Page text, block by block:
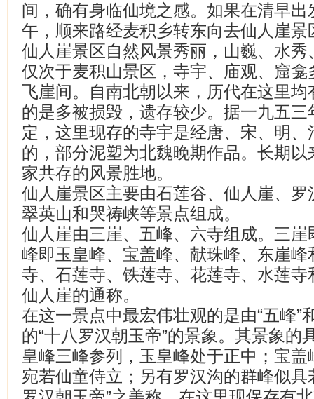
间，确有身临仙境之感。如果在清早
午，顺来路经麦积乡转东向去仙人崖景
仙人崖景区自然风景秀丽，山巍、水
仅次于麦积山景区，寺宇、庙观、窟
飞崖间。自南北朝以来，历代在这里
的是多被损毁，遗存较少。据一九五
定，这里现存的寺宇是经唐、宋、明
的，部分泥塑为北魏晚期作品。长期
家共存的风景胜地。
仙人崖景区主要由石莲谷、仙人崖、
翠英山和哭祷峡等景点组成。
仙人崖由三崖、五峰、六寺组成。三
峰即玉皇峰、宝盖峰、献珠峰、东崖
寺、石莲寺、铁莲寺、花莲寺、水莲
仙人崖的通称。
在这一景点中最宏伟壮观的是由“五峰”
的“十八罗汉朝玉帝”的景象。其景象的
皇峰三峰参列，玉皇峰处于正中；宝
宛若仙童侍立；另有罗汉沟的群峰似具